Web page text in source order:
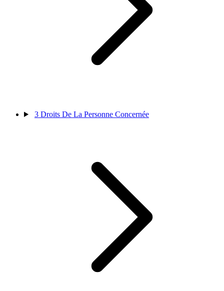
3 Droits De La Personne Concernée